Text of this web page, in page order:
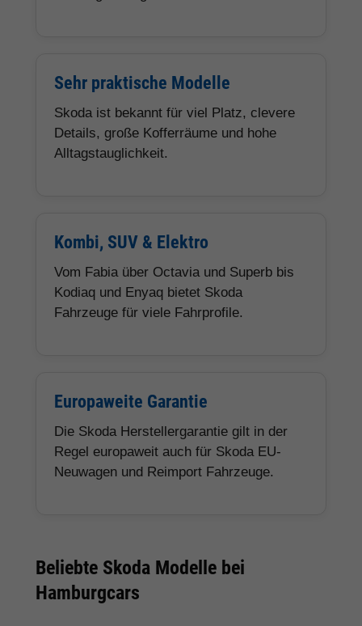
Sehr praktische Modelle
Skoda ist bekannt für viel Platz, clevere
Details, große Kofferräume und hohe
Alltagstauglichkeit.
Kombi, SUV & Elektro
Vom Fabia über Octavia und Superb bis
Kodiaq und Enyaq bietet Skoda
Fahrzeuge für viele Fahrprofile.
Europaweite Garantie
Die Skoda Herstellergarantie gilt in der
Regel europaweit auch für Skoda EU-
Neuwagen und Reimport Fahrzeuge.
Beliebte Skoda Modelle bei
Hamburgcars